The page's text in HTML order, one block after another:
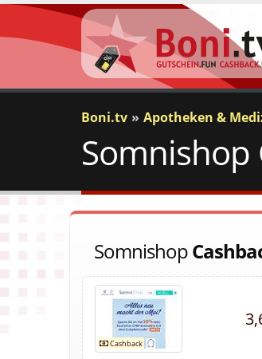
Boni.tv Apotheken &
Somnishop
Somnishop